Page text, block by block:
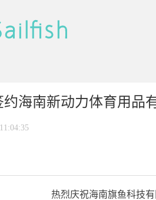
约海南新动力体育用品
热烈庆祝海南旗鱼科技